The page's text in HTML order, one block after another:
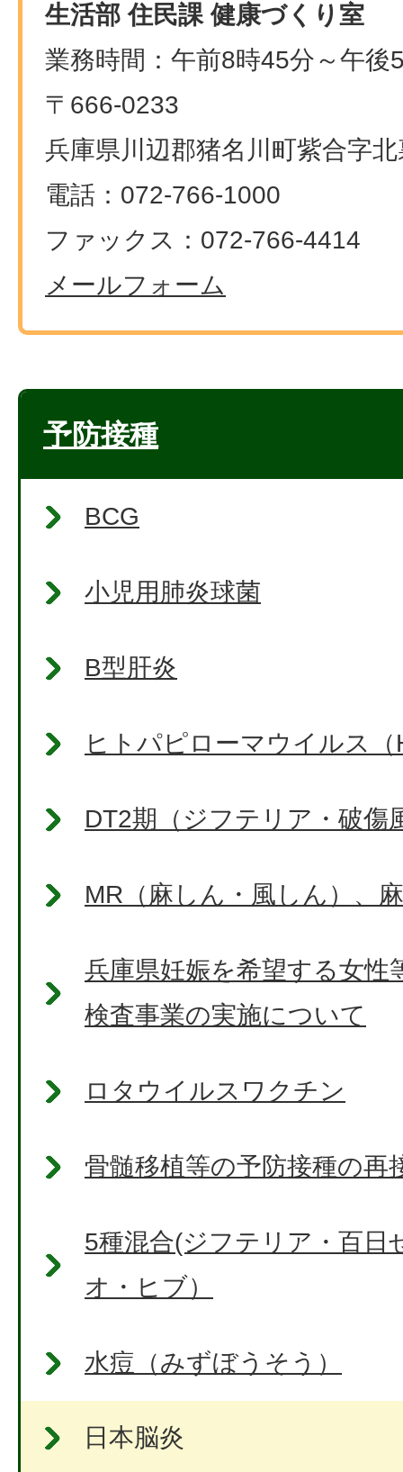
生活部 住民課 健康づくり室
業務時間：午前8時45分～午後
〒666-0233
兵庫県川辺郡猪名川町紫合字
電話：072-766-1000
ファックス：072-766-4414
メールフォーム
予防接種
BCG
小児用肺炎球菌
B型肝炎
ヒトパピローマウイルス
DT2期（ジフテリア・破傷
MR（麻しん・風しん）、
兵庫県妊娠を希望する女性
検査事業の実施について
ロタウイルスワクチン
骨髄移植等の予防接種の再
5種混合(ジフテリア・百日
オ・ヒブ）
水痘（みずぼうそう）
日本脳炎